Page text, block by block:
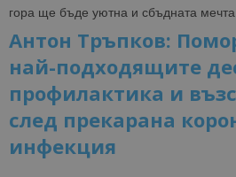
гора ще бъде уютна и сбъдната мечта
Антон Тръпков:
най-подходящите
профилактика и
след прекарана
инфекция